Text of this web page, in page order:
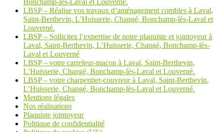
Bonchamp-lès-Laval et Louverné.
LBSP – Réalise vos travaux d’aménagement combles à Laval,
Saint-Berthevin, L’Huisserie, Changé, Bonchamp-lès-Laval et
Louverné.
LBSP – Sollicitez l’expertise de notre plaquiste et jointoyeur à
Laval, Saint-Berthevin, L’Huisserie, Changé, Bonchamp-lès-
Laval et Louverné
LBSP – votre carreleur-maçon à Laval, Saint-Berthevin,
L’Huisserie, Changé, Bonchamp-lès-Laval et Louverné.
LBSP – votre charpentier-couvreur à Laval, Saint-Berthevin,
L’Huisserie, Changé, Bonchamp-lès-Laval et Louverné.
Mentions légales
Nos réalisations
Plaquiste jointoyeur
Politique de confidentialité